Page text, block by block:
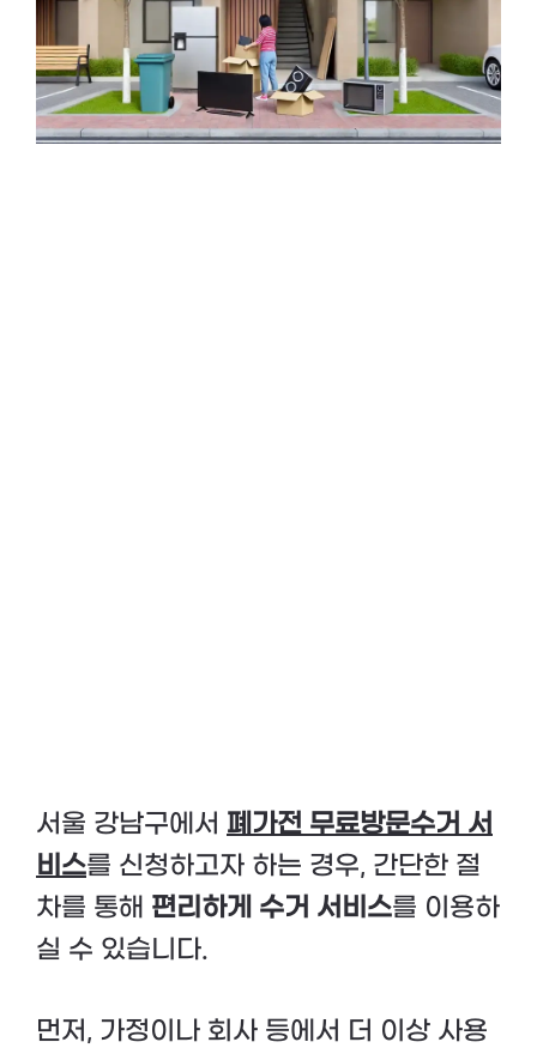
서울 강남구에서 폐가전 무료방문수거 서
비스를 신청하고자 하는 경우, 간단한 절
차를 통해 편리하게 수거 서비스를 이용하
실 수 있습니다.
먼저, 가정이나 회사 등에서 더 이상 사용